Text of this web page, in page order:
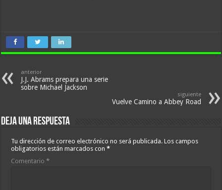
anterior
J.J. Abrams prepara una serie
sobre Michael Jackson
siguiente
Vuelve Camino a Abbey Road
Deja una respuesta
Tu dirección de correo electrónico no será publicada. Los campos
obligatorios están marcados con*
Comentario*